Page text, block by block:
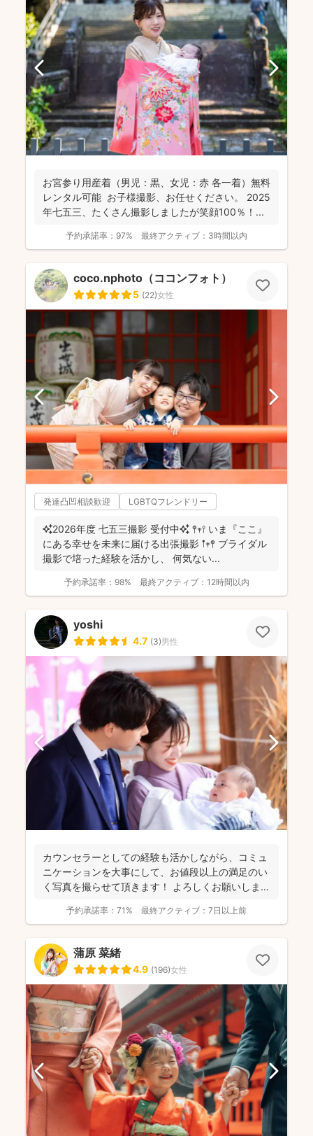
お宮参り用産着（男児：黒、女児：赤 各一着）無料
レンタル可能 お子様撮影、お任せください。 2025
年七五三、たくさん撮影しましたが笑顔100％！...
予約承諾率： 97% 最終アクティブ： 3時間以内
coco.nphoto（ココンフォト）
5 (22)女性
発達凸凹相談歓迎 LGBTQフレンドリー
✨2026年度 七五三撮影 受付中✨ 𖤣𖥧𖥣 いま『ここ』
にある幸せを未来に届ける出張撮影 𖡡𖥧𖤣 ブライダル
撮影で培った経験を活かし、 何気ない...
予約承諾率： 98% 最終アクティブ： 12時間以内
yoshi
4.7 (3)男性
カウンセラーとしての経験も活かしながら、コミュ
ニケーションを大事にして、お値段以上の満足のい
く写真を撮らせて頂きます！ よろしくお願いします
予約承諾率： 71% 最終アクティブ： 7日以上前
蒲原 菜緒
4.9 (196)女性